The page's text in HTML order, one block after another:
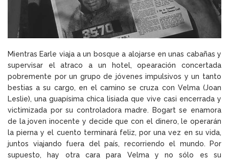
Mientras Earle viaja a un bosque a alojarse en unas cabañas y
supervisar el atraco a un hotel, opearación concertada
pobremente por un grupo de jóvenes impulsivos y un tanto
bestias a su cargo, en el camino se cruza con Velma (Joan
Leslie), una guapísima chica lisiada que vive casi encerrada y
victimizada por su controladora madre. Bogart se enamora
de la joven inocente y decide que con el dinero, le operarán
la pierna y el cuento terminará feliz, por una vez en su vida,
juntos viajando fuera del país, recorriendo el mundo. Por
supuesto, hay otra cara para Velma y no sólo es su